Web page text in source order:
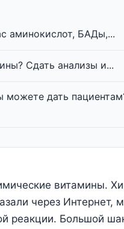
аминокислот, БАДы,...
Сдать анализы и...
можете дать
витамины.
через Интернет,
реакции. Большой